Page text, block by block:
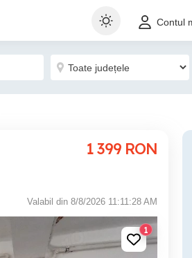
Contul
1 399 RON
Valabil din 8/8/2026 11:11:28 AM
1